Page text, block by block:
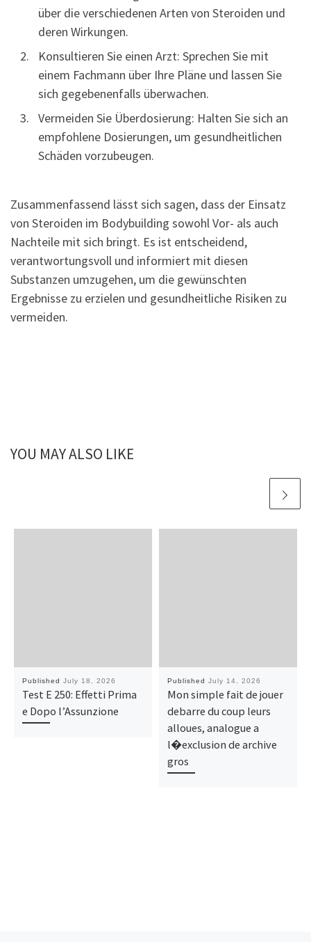
über die verschiedenen Arten von Steroiden und
deren Wirkungen.
Konsultieren Sie einen Arzt: Sprechen Sie mit
einem Fachmann über Ihre Pläne und lassen Sie
sich gegebenenfalls überwachen.
Vermeiden Sie Überdosierung: Halten Sie sich an
empfohlene Dosierungen, um gesundheitlichen
Schäden vorzubeugen.
Zusammenfassend lässt sich sagen, dass der Einsatz
von Steroiden im Bodybuilding sowohl Vor- als auch
Nachteile mit sich bringt. Es ist entscheidend,
verantwortungsvoll und informiert mit diesen
Substanzen umzugehen, um die gewünschten
Ergebnisse zu erzielen und gesundheitliche Risiken zu
vermeiden.
YOU MAY ALSO LIKE
Published July 18, 2026
Test E 250: Effetti Prima
e Dopo l’Assunzione
Published July 14, 2026
Mon simple fait de jouer
debarre du coup leurs
alloues, analogue a
l�exclusion de archive
gros